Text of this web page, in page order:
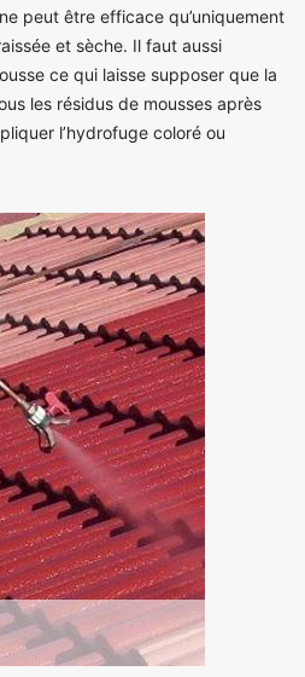
peut être efficace qu’uniquement
et sèche. Il faut aussi
ce qui laisse supposer que la
les résidus de mousses après
l’hydrofuge coloré ou